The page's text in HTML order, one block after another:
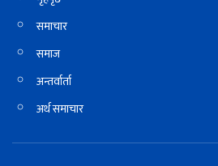
समाचार
समाज
अन्तर्वार्ता
अर्थ समाचार